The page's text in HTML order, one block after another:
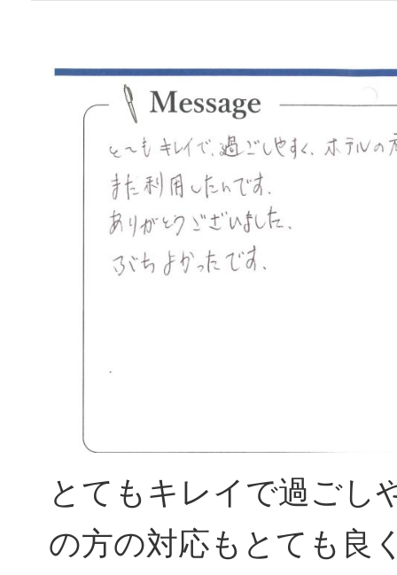
とてもキレイで過ごし
の方の対応もとても良